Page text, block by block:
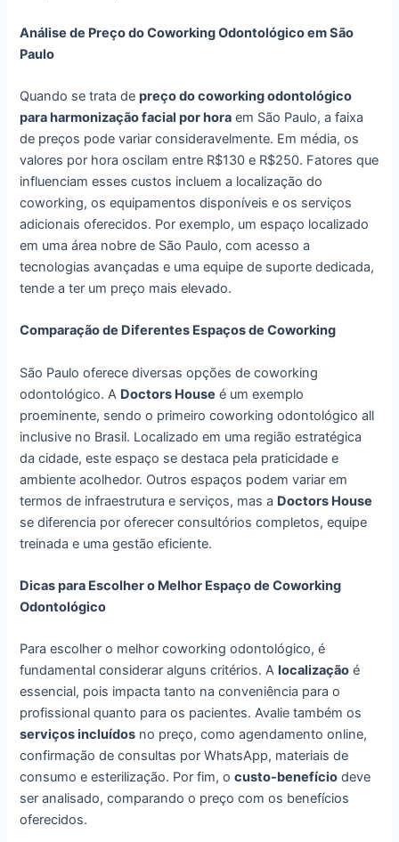
Análise de Preço do Coworking Odontológico em São
Paulo
Quando se trata depreço do coworking odontológico
para harmonização facial por hora em São Paulo, a faixa
de preços pode variar consideravelmente. Em média, os
valores por hora oscilam entre R$130 e R$250. Fatores que
influenciam esses custos incluem a localização do
coworking, os equipamentos disponíveis e os serviços
adicionais oferecidos. Por exemplo, um espaço localizado
em uma área nobre de São Paulo, com acesso a
tecnologias avançadas e uma equipe de suporte dedicada,
tende a ter um preço mais elevado.
Comparação de Diferentes Espaços de Coworking
São Paulo oferece diversas opções de coworking
odontológico. A Doctors House é um exemplo
proeminente, sendo o primeiro coworking odontológico all
inclusive no Brasil. Localizado em uma região estratégica
da cidade, este espaço se destaca pela praticidade e
ambiente acolhedor. Outros espaços podem variar em
termos de infraestrutura e serviços, mas a Doctors House
se diferencia por oferecer consultórios completos, equipe
treinada e uma gestão eficiente.
Dicas para Escolher o Melhor Espaço de Coworking
Odontológico
Para escolher o melhor coworking odontológico, é
fundamental considerar alguns critérios. A localização é
essencial, pois impacta tanto na conveniência para o
profissional quanto para os pacientes. Avalie também os
serviços incluídos no preço, como agendamento online,
confirmação de consultas por WhatsApp, materiais de
consumo e esterilização. Por fim, ocusto-benefício deve
ser analisado, comparando o preço com os benefícios
oferecidos.